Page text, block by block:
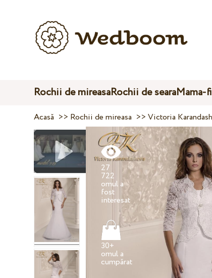
Rochii de mireasaRochii de searaMama-
Acasă >> Rochii de mireasa >>Victoria
27
722
omul a
fost
30+
omul a